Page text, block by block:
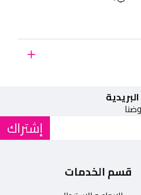
إشتراك
قسم الخدمات